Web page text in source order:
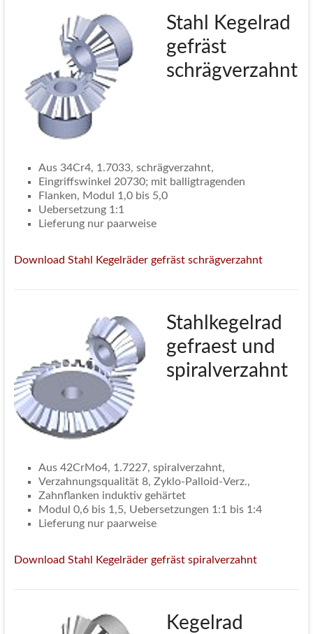
Stahl Kegelrad
gefräst
schrägverzahnt
Aus 34Cr4, 1.7033, schrägverzahnt,
Eingriffswinkel 20730; mit balligtragenden
Flanken, Modul 1,0 bis 5,0
Uebersetzung 1:1
Lieferung nur paarweise
Download Stahl Kegelräder gefräst schrägverzahnt
Stahlkegelrad
gefraest und
spiralverzahnt
Aus 42CrMo4, 1.7227, spiralverzahnt,
Verzahnungsqualität 8, Zyklo-Palloid-Verz.,
Zahnflanken induktiv gehärtet
Modul 0,6 bis 1,5, Uebersetzungen 1:1 bis 1:4
Lieferung nur paarweise
Download Stahl Kegelräder gefräst spiralverzahnt
Kegelrad